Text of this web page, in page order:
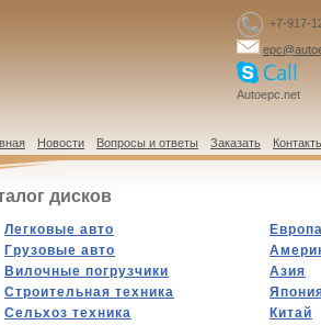
+7-917-
Autoepc.net
Новости Вопросы и ответы Заказать
дисков
Легковые авто
Грузовые авто
Вилочные погрузчики
Строительная техника
Сельхоз техника
Европа
Азия
Китай